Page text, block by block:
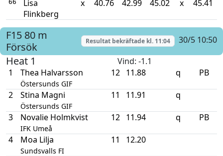
66
Lisa
Flinkberg
x 40.76 42.99 45.02 x 45.41
F15 80 m
Försök
Resultat bekräftade kl. 11:04 30/5 10:50
Heat 1 Vind: -1.1
1
Thea Halvarsson
Östersunds GIF
12 11.88 q PB
2 Stina Magni
Östersunds GIF
11 11.91 q
3 Novalie Holmkvist
IFK Umeå
12 11.94 q PB
4 Moa Lilja
Sundsvalls FI
11 12.20